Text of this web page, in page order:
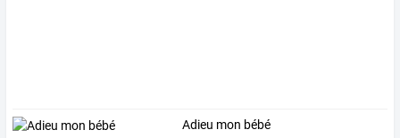
Adieu mon bébé